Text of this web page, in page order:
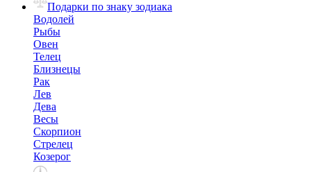
Подарки по знаку зодиака
Водолей
Рыбы
Овен
Телец
Близнецы
Рак
Лев
Дева
Весы
Скорпион
Стрелец
Козерог